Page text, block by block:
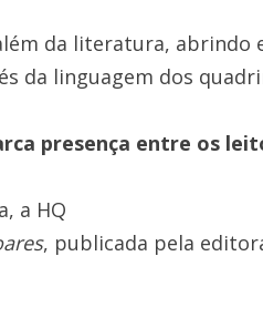
da literatura, abrindo
da linguagem dos
presença entre os
a HQ
, publicada pela